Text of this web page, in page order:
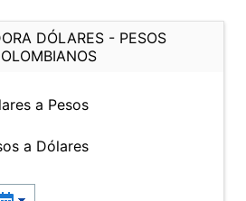
DÓLARES - PESOS
a Pesos
a Dólares